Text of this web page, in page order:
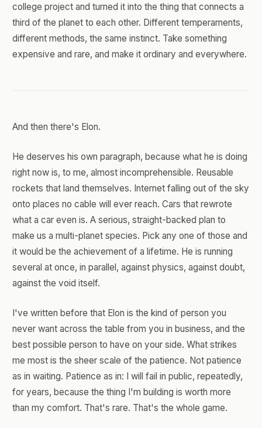
college project and turned it into the thing that connects a
third of the planet to each other. Different temperaments,
different methods, the same instinct. Take something
expensive and rare, and make it ordinary and everywhere.
And then there's Elon.
He deserves his own paragraph, because what he is doing
right now is, to me, almost incomprehensible. Reusable
rockets that land themselves. Internet falling out of the sky
onto places no cable will ever reach. Cars that rewrote
what a car even is. A serious, straight-backed plan to
make us a multi-planet species. Pick any one of those and
it would be the achievement of a lifetime. He is running
several at once, in parallel, against physics, against doubt,
against the void itself.
I've written before that Elon is the kind of person you
never want across the table from you in business, and the
best possible person to have on your side. What strikes
me most is the sheer scale of the patience. Not patience
as in waiting. Patience as in: I will fail in public, repeatedly,
for years, because the thing I'm building is worth more
than my comfort. That's rare. That's the whole game.